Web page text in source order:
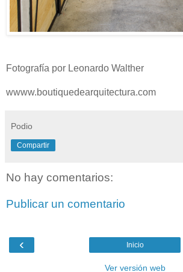
Fotografía por Leonardo Walther
wwww.boutiquedearquitectura.com
Podio
Compartir
No hay comentarios:
Publicar un comentario
‹ Inicio
Ver versión web